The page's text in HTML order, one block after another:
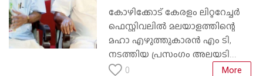
കോഴിക്കോട് കേരളം ലിറ്ററേച്ചർ
ഫെസ്റ്റിവലിൽ മലയാളത്തിന്റെ
മഹാ എഴുത്തുകാരൻ എം ടി,
നടത്തിയ പ്രസംഗം അലയടി...
0 More